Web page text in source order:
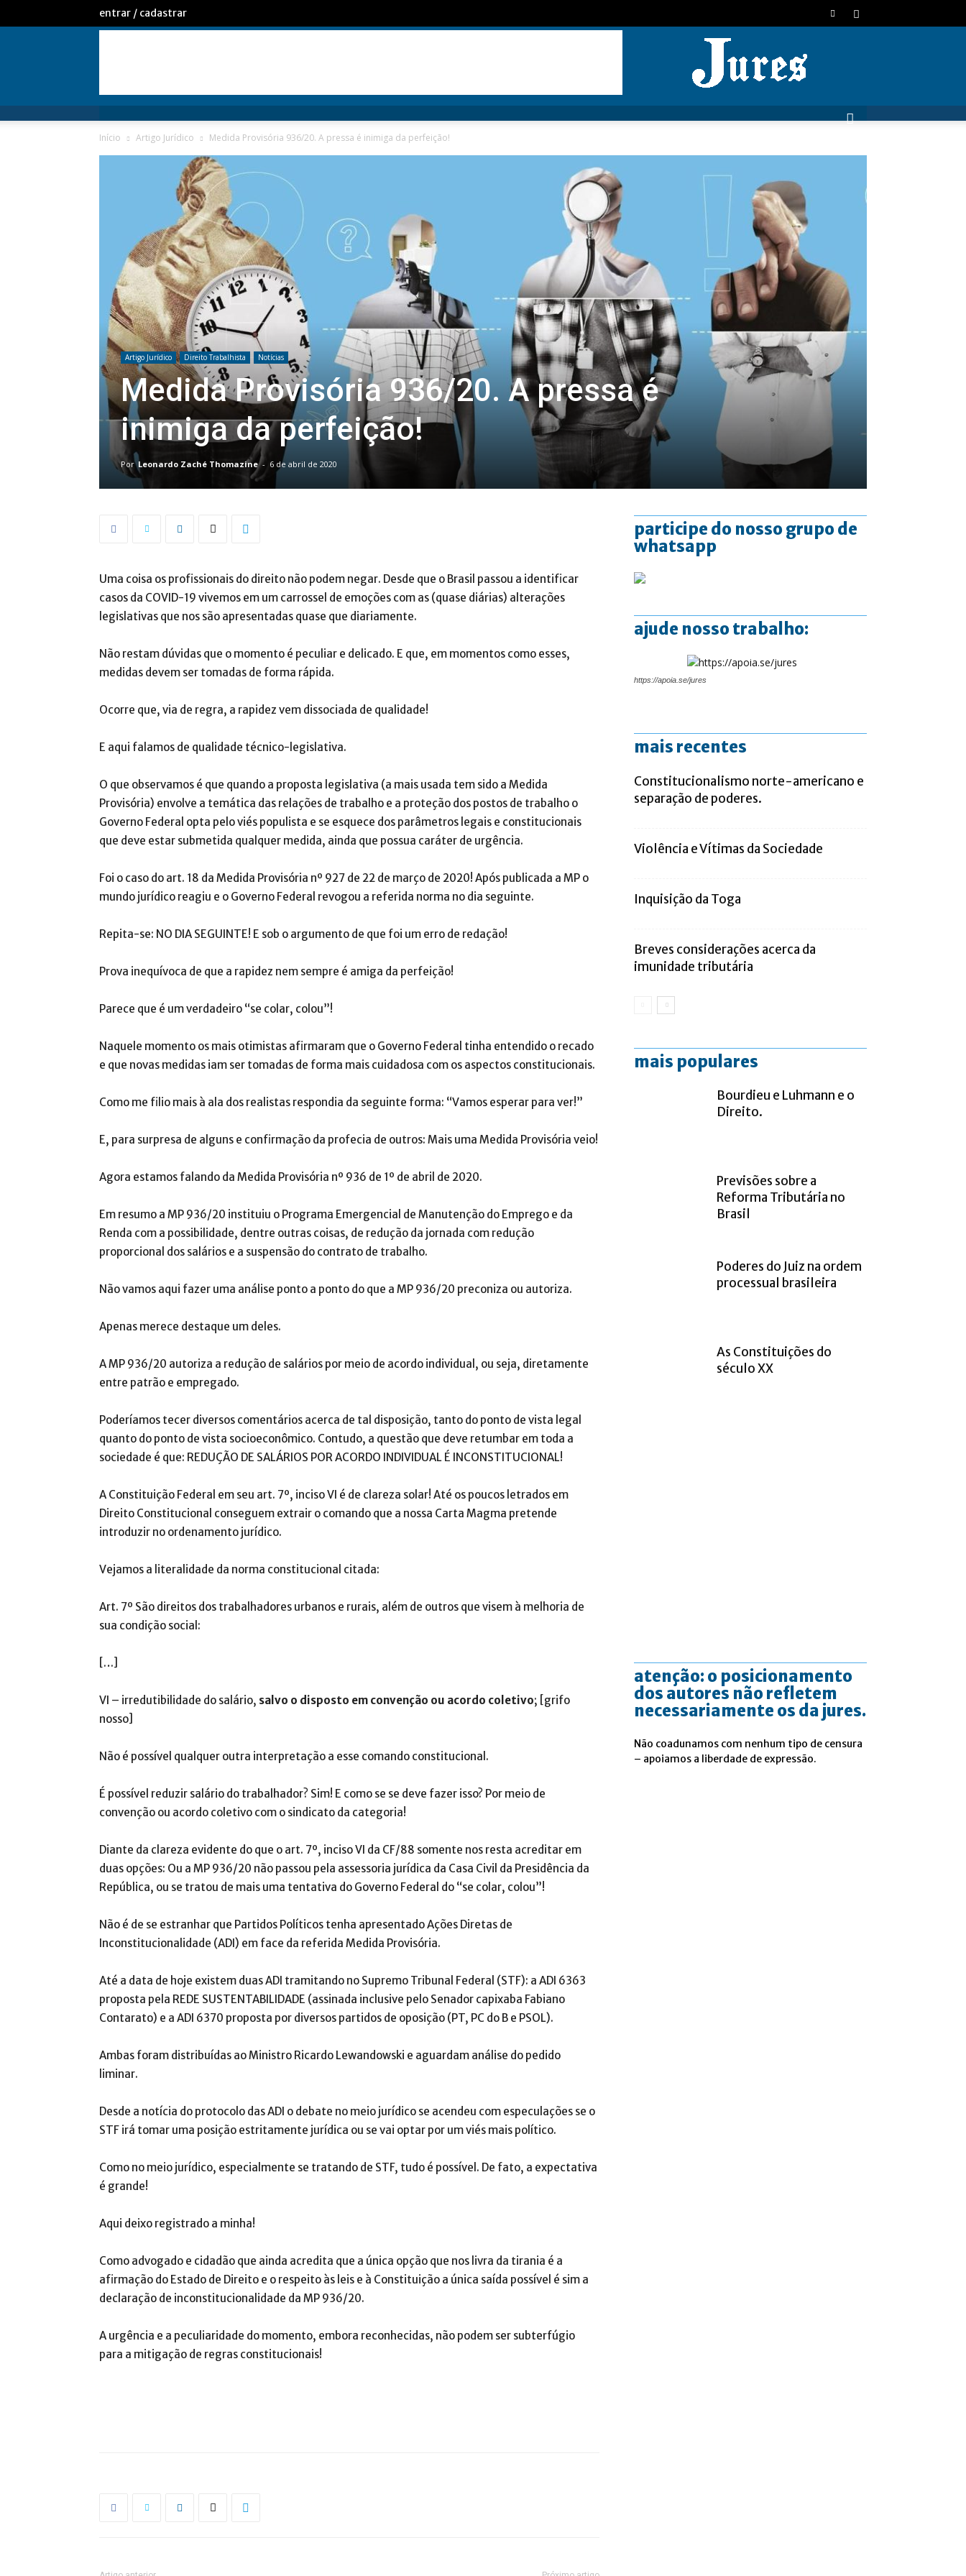
entrar / cadastrar
Início Artigo Jurídico Medida Provisória 936/20. A pressa é inimiga da perfeição!
Artigo Jurídico Direito Trabalhista Notícias
Medida Provisória 936/20. A pressa é
inimiga da perfeição!
Por Leonardo Zaché Thomazine - 6 de abril de 2020
Uma coisa os profissionais do direito não podem negar. Desde que o Brasil passou a identificar
casos da COVID-19 vivemos em um carrossel de emoções com as (quase diárias) alterações
legislativas que nos são apresentadas quase que diariamente.
Não restam dúvidas que o momento é peculiar e delicado. E que, em momentos como esses,
medidas devem ser tomadas de forma rápida.
Ocorre que, via de regra, a rapidez vem dissociada de qualidade!
E aqui falamos de qualidade técnico-legislativa.
O que observamos é que quando a proposta legislativa (a mais usada tem sido a Medida
Provisória) envolve a temática das relações de trabalho e a proteção dos postos de trabalho o
Governo Federal opta pelo viés populista e se esquece dos parâmetros legais e constitucionais
que deve estar submetida qualquer medida, ainda que possua caráter de urgência.
Foi o caso do art. 18 da Medida Provisória nº 927 de 22 de março de 2020! Após publicada a MP o
mundo jurídico reagiu e o Governo Federal revogou a referida norma no dia seguinte.
Repita-se: NO DIA SEGUINTE! E sob o argumento de que foi um erro de redação!
Prova inequívoca de que a rapidez nem sempre é amiga da perfeição!
Parece que é um verdadeiro “se colar, colou”!
Naquele momento os mais otimistas afirmaram que o Governo Federal tinha entendido o recado
e que novas medidas iam ser tomadas de forma mais cuidadosa com os aspectos constitucionais.
Como me filio mais à ala dos realistas respondia da seguinte forma: “Vamos esperar para ver!”
E, para surpresa de alguns e confirmação da profecia de outros: Mais uma Medida Provisória veio!
Agora estamos falando da Medida Provisória nº 936 de 1º de abril de 2020.
Em resumo a MP 936/20 instituiu o Programa Emergencial de Manutenção do Emprego e da
Renda com a possibilidade, dentre outras coisas, de redução da jornada com redução
proporcional dos salários e a suspensão do contrato de trabalho.
Não vamos aqui fazer uma análise ponto a ponto do que a MP 936/20 preconiza ou autoriza.
Apenas merece destaque um deles.
A MP 936/20 autoriza a redução de salários por meio de acordo individual, ou seja, diretamente
entre patrão e empregado.
Poderíamos tecer diversos comentários acerca de tal disposição, tanto do ponto de vista legal
quanto do ponto de vista socioeconômico. Contudo, a questão que deve retumbar em toda a
sociedade é que: REDUÇÃO DE SALÁRIOS POR ACORDO INDIVIDUAL É INCONSTITUCIONAL!
A Constituição Federal em seu art. 7º, inciso VI é de clareza solar! Até os poucos letrados em
Direito Constitucional conseguem extrair o comando que a nossa Carta Magma pretende
introduzir no ordenamento jurídico.
Vejamos a literalidade da norma constitucional citada:
Art. 7º São direitos dos trabalhadores urbanos e rurais, além de outros que visem à melhoria de
sua condição social:
[…]
VI – irredutibilidade do salário, salvo o disposto em convenção ou acordo coletivo; [grifo
nosso]
Não é possível qualquer outra interpretação a esse comando constitucional.
É possível reduzir salário do trabalhador? Sim! E como se se deve fazer isso? Por meio de
convenção ou acordo coletivo com o sindicato da categoria!
Diante da clareza evidente do que o art. 7º, inciso VI da CF/88 somente nos resta acreditar em
duas opções: Ou a MP 936/20 não passou pela assessoria jurídica da Casa Civil da Presidência da
República, ou se tratou de mais uma tentativa do Governo Federal do “se colar, colou”!
Não é de se estranhar que Partidos Políticos tenha apresentado Ações Diretas de
Inconstitucionalidade (ADI) em face da referida Medida Provisória.
Até a data de hoje existem duas ADI tramitando no Supremo Tribunal Federal (STF): a ADI 6363
proposta pela REDE SUSTENTABILIDADE (assinada inclusive pelo Senador capixaba Fabiano
Contarato) e a ADI 6370 proposta por diversos partidos de oposição (PT, PC do B e PSOL).
Ambas foram distribuídas ao Ministro Ricardo Lewandowski e aguardam análise do pedido
liminar.
Desde a notícia do protocolo das ADI o debate no meio jurídico se acendeu com especulações se o
STF irá tomar uma posição estritamente jurídica ou se vai optar por um viés mais político.
Como no meio jurídico, especialmente se tratando de STF, tudo é possível. De fato, a expectativa
é grande!
Aqui deixo registrado a minha!
Como advogado e cidadão que ainda acredita que a única opção que nos livra da tirania é a
afirmação do Estado de Direito e o respeito às leis e à Constituição a única saída possível é sim a
declaração de inconstitucionalidade da MP 936/20.
A urgência e a peculiaridade do momento, embora reconhecidas, não podem ser subterfúgio
para a mitigação de regras constitucionais!
participe do nosso grupo de
whatsapp
ajude nosso trabalho:
https://apoia.se/jures
mais recentes
Constitucionalismo norte-americano e
separação de poderes.
Violência e Vítimas da Sociedade
Inquisição da Toga
Breves considerações acerca da
imunidade tributária
mais populares
Bourdieu e Luhmann e o
Direito.
Previsões sobre a
Reforma Tributária no
Brasil
Poderes do Juiz na ordem
processual brasileira
As Constituições do
século XX
atenção: o posicionamento
dos autores não refletem
necessariamente os da jures.
Não coadunamos com nenhum tipo de censura
– apoiamos a liberdade de expressão.